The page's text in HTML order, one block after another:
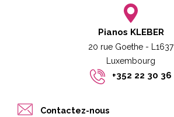
Pianos KLEBER
20 rue Goethe - L1637
Luxembourg​​
+352 22 30 36
Contactez-nous